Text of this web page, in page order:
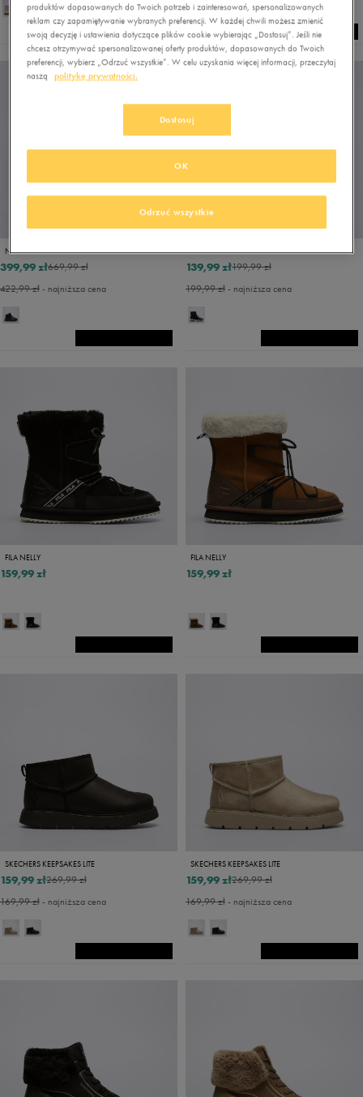
NIKE CITY CLASSIC BOOT PRM WP
669,99 zł
399,99 zł
422,99 zł- najniższa cena
PROMO: DO -30%
FILA MONTI CTF
199,99 zł
139,99 zł
199,99 zł- najniższa cena
FILA NELLY
159,99 zł
FILA NELLY
159,99 zł
SKECHERS KEEPSAKES LITE
269,99 zł
159,99 zł
169,99 zł- najniższa cena
SKECHERS KEEPSAKES LITE
269,99 zł
159,99 zł
169,99 zł- najniższa cena
produktów dopasowanych do Twoich potrzeb i zainteresowań, spersonalizowanych
reklam czy zapamiętywanie wybranych preferencji. W każdej chwili możesz zmienić
swoją decyzję i ustawienia dotyczące plików cookie wybierając „Dostosuj”. Jeśli nie
chcesz otrzymywać spersonalizowanej oferty produktów, dopasowanych do Twoich
preferencji, wybierz „Odrzuć wszystkie”. W celu uzyskania więcej informacji, przeczytaj
naszą
politykę prywatności.
Dostosuj
Odrzuć wszystkie
OK